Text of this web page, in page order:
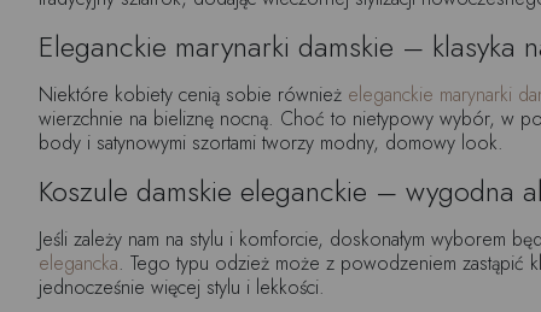
Eleganckie marynarki damskie – klasyka
Niektóre kobiety cenią sobie również eleganckie marynarki
wierzchnie na bieliznę nocną. Choć to nietypowy wybór, w
body i satynowymi szortami tworzy modny, domowy look.
Koszule damskie eleganckie – wygodna
Jeśli zależy nam na stylu i komforcie, doskonałym wyborem
elegancka. Tego typu odzież może z powodzeniem zastąpić
jednocześnie więcej stylu i lekkości.